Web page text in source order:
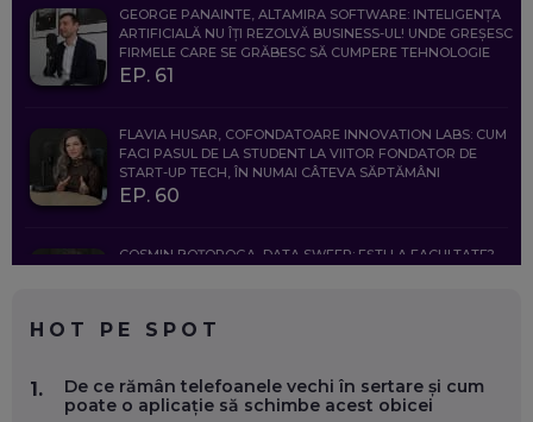
GEORGE PANAINTE, ALTAMIRA SOFTWARE: INTELIGENȚA
ARTIFICIALĂ NU ÎȚI REZOLVĂ BUSINESS-UL! UNDE GREȘESC
FIRMELE CARE SE GRĂBESC SĂ CUMPERE TEHNOLOGIE
EP. 61
FLAVIA HUSAR, COFONDATOARE INNOVATION LABS: CUM
FACI PASUL DE LA STUDENT LA VIITOR FONDATOR DE
START-UP TECH, ÎN NUMAI CÂTEVA SĂPTĂMÂNI
EP. 60
COSMIN BOȚOROGA, DATA SWEEP: EȘTI LA FACULTATE?
FOLOSEȘTI TEHNOLOGIA CA SĂ FII MAI BUN LA JOB. ȘI CUM
SE VA SCHIMBA MUNCA, ÎN URMĂTORII ANI
HOT PE SPOT
1.
De ce rămân telefoanele vechi în sertare și cum
poate o aplicație să schimbe acest obicei